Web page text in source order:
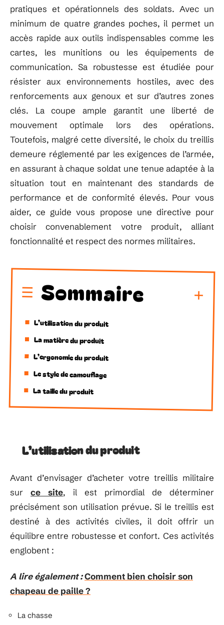
pratiques et opérationnels des soldats. Avec un
minimum de quatre grandes poches, il permet un
accès rapide aux outils indispensables comme les
cartes, les munitions ou les équipements de
communication. Sa robustesse est étudiée pour
résister aux environnements hostiles, avec des
renforcements aux genoux et sur d’autres zones
clés. La coupe ample garantit une liberté de
mouvement optimale lors des opérations.
Toutefois, malgré cette diversité, le choix du treillis
demeure réglementé par les exigences de l’armée,
en assurant à chaque soldat une tenue adaptée à la
situation tout en maintenant des standards de
performance et de conformité élevés. Pour vous
aider, ce guide vous propose une directive pour
choisir convenablement votre produit, alliant
fonctionnalité et respect des normes militaires.
Sommaire
L’utilisation du produit
La matière du produit
L’ergonomie du produit
Le style de camouflage
La taille du produit
L’utilisation du produit
Avant d’envisager d’acheter votre treillis militaire
sur ce site, il est primordial de déterminer
précisément son utilisation prévue. Si le treillis est
destiné à des activités civiles, il doit offrir un
équilibre entre robustesse et confort. Ces activités
englobent :
A lire également :Comment bien choisir son
chapeau de paille ?
La chasse